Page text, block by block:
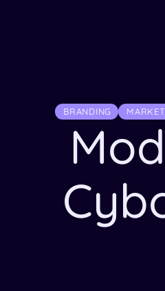
BRANDING